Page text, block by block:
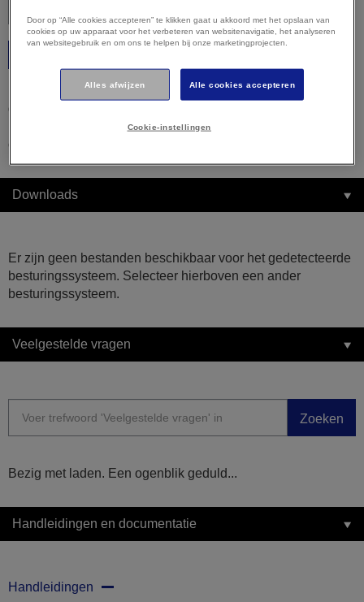
uw besturingssysteem is mogelijk niet correct
gedetecteerd. Het is belangrijk dat u uw besturingssysteem
hierboven handmatig selecteert om ervoor te zorgen dat u
compatibele content bekijkt.
Downloads
Er zijn geen bestanden beschikbaar voor het gedetecteerde
besturingssysteem. Selecteer hierboven een ander
besturingssysteem.
Veelgestelde vragen
Zoeken
Bezig met laden. Een ogenblik geduld...
Handleidingen en documentatie
Handleidingen
Door op “Alle cookies accepteren” te klikken gaat u akkoord met het opslaan van
cookies op uw apparaat voor het verbeteren van websitenavigatie, het analyseren
van websitegebruik en om ons te helpen bij onze marketingprojecten.
Alles afwijzen Alle cookies accepteren
Cookie-instellingen